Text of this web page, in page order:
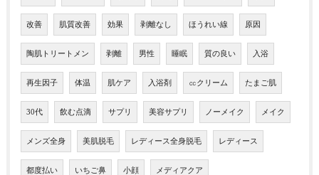
改善 肌質改善 効果 剥離なし ほうれい線 原因
陶肌トリートメン 剥離 男性 睡眠 質の良い 入浴
再生因子 体温 肌ケア 入浴剤 ㏄クリーム たまご肌
30代 飲む点滴 サプリ 美容サプリ ノーメイク メイク
メンズ全身 美肌脱毛 レディース全身脱毛 レディース
都度払い いちご鼻 小顔 メディアクア